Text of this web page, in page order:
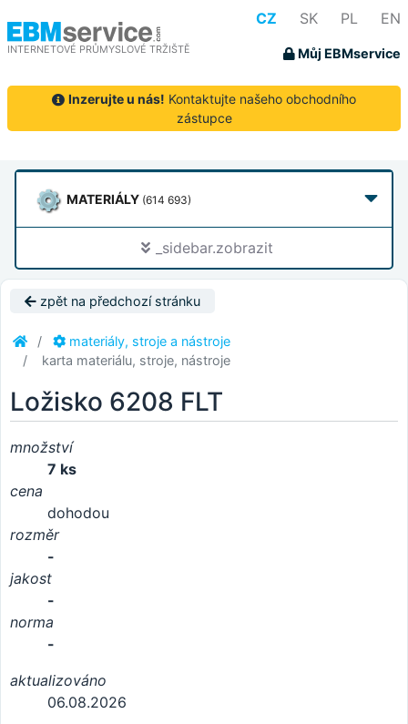
INTERNETOVÉ PRŮMYSLOVÉ TRŽIŠTĚ
CZ SK PL EN
Můj EBMservice
Inzerujte u nás! Kontaktujte našeho obchodního
zástupce
MATERIÁLY (614 693)
_sidebar.zobrazit
zpět na předchozí stránku
materiály, stroje a nástroje
karta materiálu, stroje, nástroje
Ložisko 6208 FLT
množství
7 ks
cena
dohodou
rozměr
-
jakost
-
norma
-
aktualizováno
06.08.2026